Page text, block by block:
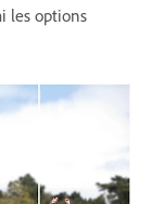
les options